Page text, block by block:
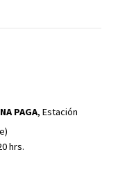
PAGA, Estación
hrs.